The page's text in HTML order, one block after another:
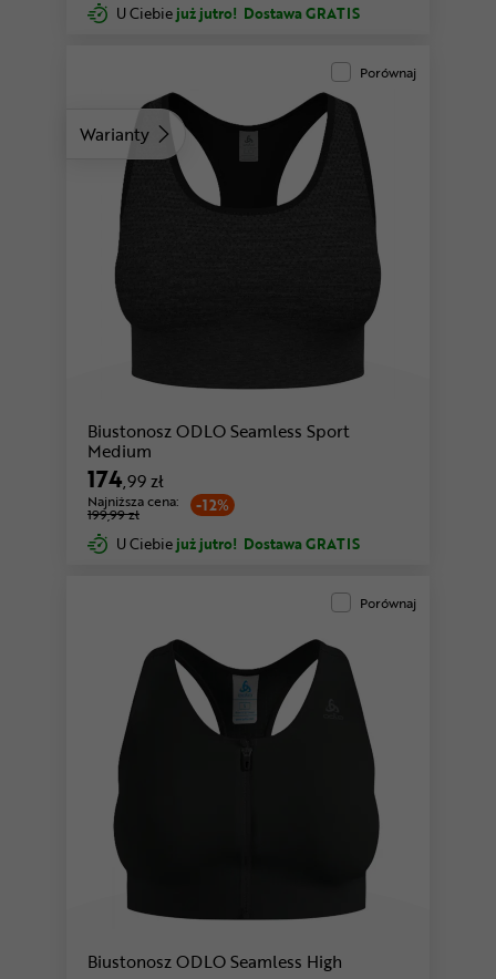
U Ciebie już jutro! Dostawa GRATIS
Warianty
Porównaj
Biustonosz ODLO Seamless Sport
Medium
174,99 zł
-12%
Najniższa cena:
199,99 zł
U Ciebie już jutro! Dostawa GRATIS
Porównaj
Biustonosz ODLO Seamless High